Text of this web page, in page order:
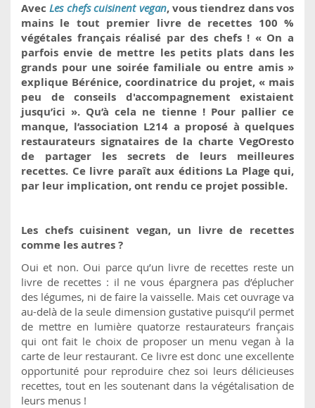
AvecLes chefs cuisinent vegan, vous tiendrez dans vos
mains le tout premier livre de recettes 100 %
végétales français réalisé par des chefs ! « On a
parfois envie de mettre les petits plats dans les
grands pour une soirée familiale ou entre amis »
explique Bérénice, coordinatrice du projet, « mais
peu de conseils d'accompagnement existaient
jusqu’ici ». Qu’à cela ne tienne ! Pour pallier ce
manque, l’association L214 a proposé à quelques
restaurateurs signataires de la charte VegOresto
de partager les secrets de leurs meilleures
recettes. Ce livre paraît aux éditions La Plage qui,
par leur implication, ont rendu ce projet possible.
Les chefs cuisinent vegan, un livre de recettes
comme les autres ?
Oui et non. Oui parce qu’un livre de recettes reste un
livre de recettes : il ne vous épargnera pas d’éplucher
des légumes, ni de faire la vaisselle. Mais cet ouvrage va
au-delà de la seule dimension gustative puisqu’il permet
de mettre en lumière quatorze restaurateurs français
qui ont fait le choix de proposer un menu vegan à la
carte de leur restaurant. Ce livre est donc une excellente
opportunité pour reproduire chez soi leurs délicieuses
recettes, tout en les soutenant dans la végétalisation de
leurs menus !